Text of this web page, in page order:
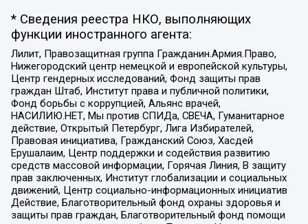
* Сведения реестра НКО, выполняющих
функции иностранного агента:
Лилит, Правозащитная группа Гражданин.Армия.Право,
Нижегородский центр немецкой и европейской культуры,
Центр гендерных исследований, Фонд защиты прав
граждан Штаб, Институт права и публичной политики,
Фонд борьбы с коррупцией, Альянс врачей,
НАСИЛИЮ.НЕТ, Мы против СПИДа, СВЕЧА, Гуманитарное
действие, Открытый Петербург, Лига Избирателей,
Правовая инициатива, Гражданский Союз, Хасдей
Ерушалаим, Центр поддержки и содействия развитию
средств массовой информации, Горячая Линия, В защиту
прав заключенных, Институт глобализации и социальных
движений, Центр социально-информационных инициатив
Действие, Благотворительный фонд охраны здоровья и
защиты прав граждан, Благотворительный фонд помощи